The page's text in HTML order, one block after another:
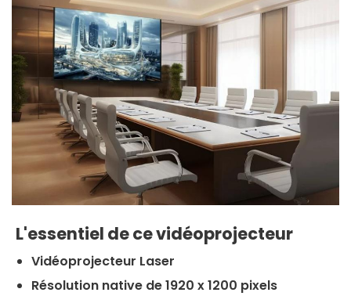
L'essentiel de ce vidéoprojecteur
Vidéoprojecteur Laser
Résolution native de 1920 x 1200 pixels